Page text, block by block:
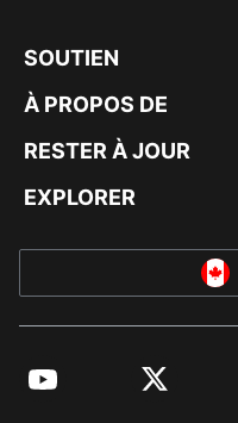
SOUTIEN
À PROPOS DE
RESTER À JOUR
EXPLORER
YouTube Twitter